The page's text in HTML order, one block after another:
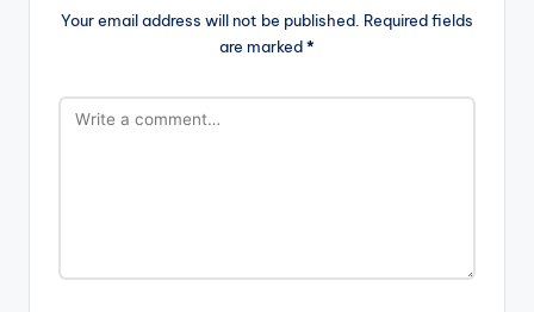
Your email address will not be published. Required fields
are marked*